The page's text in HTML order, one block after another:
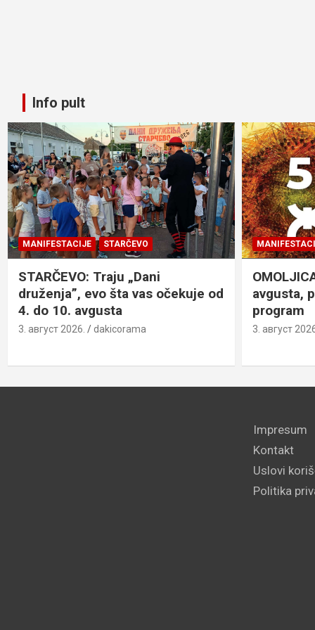
Info pult
MANIFESTACIJE STARČEVO
STARČEVO: Traju „Dani
druženja”, evo šta vas očekuje od
4. do 10. avgusta
3. август 2026. dakicorama
avgusta,
program
3. август
Impresum
Kontakt
Uslovi
Politika